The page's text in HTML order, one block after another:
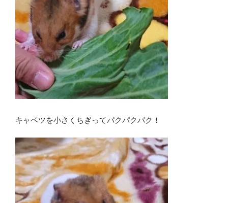
キャベツを小さくちぎってパクパクパク！